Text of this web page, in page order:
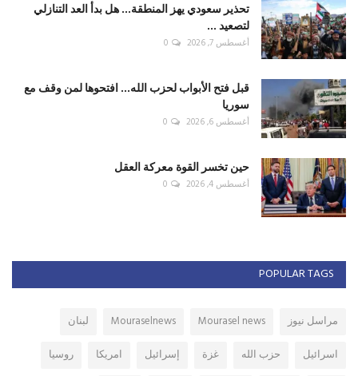
تحذير سعودي يهز المنطقة... هل بدأ العد التنازلي
لتصعيد ...
أغسطس 7, 2026 0
قبل فتح الأبواب لحزب الله... افتحوها لمن وقف مع
سوريا
أغسطس 6, 2026 0
حين تخسر القوة معركة العقل
أغسطس 4, 2026 0
POPULAR TAGS
مراسل نيوز Mourasel news
Mouraselnews
لبنان
اسرائيل
حزب الله غزة إسرائيل امريكا
روسيا